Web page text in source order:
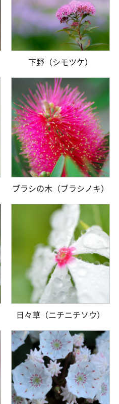
下野（シモツケ）
ブラシの木（ブラシノキ）
日々草（ニチニチソウ）